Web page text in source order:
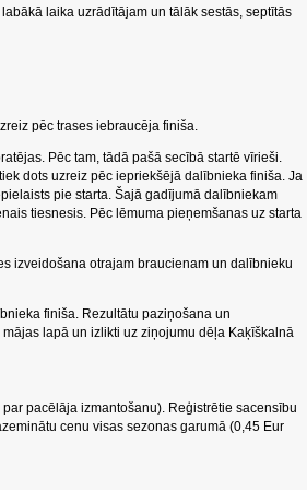
laika uzrādītājam un tālāk sestās, septītās
pēc trases iebraucēja finiša.
Pēc tam, tādā pašā secībā startē vīrieši.
dots uzreiz pēc iepriekšējā dalībnieka finiša. Ja
pie starta. Šajā gadījumā dalībniekam
tiesnesis. Pēc lēmuma pieņemšanas uz starta
izveidošana otrajam braucienam un dalībnieku
finiša. Rezultātu paziņošana un
lapā un izlikti uz ziņojumu dēļa Kaķīškalnā
pacēlāja izmantošanu). Reģistrētie sacensību
cenu visas sezonas garumā (0,45 Eur